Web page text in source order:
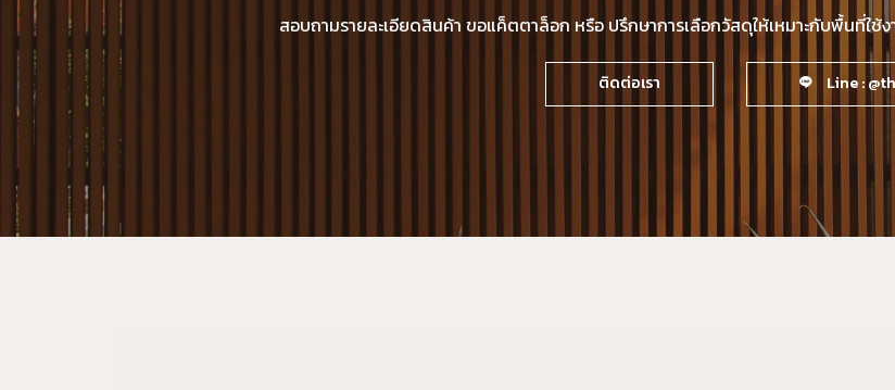
สอบถามรายละเอียดสินค้า ขอแค็ตตาล็อก หรือ ปรึกษาการเลือกวัสดุให้เหมาะกับพื้นที่ใช้
ติดต่อเรา Line :